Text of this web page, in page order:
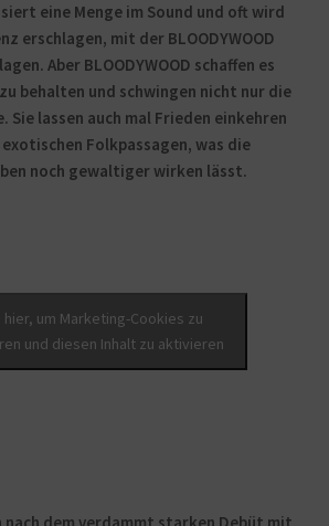
eine Menge im Sound und oft wird
erschlagen, mit der BLOODYWOOD
Aber BLOODYWOOD schaffen es
behalten und schwingen nicht nur die
Sie lassen auch mal Frieden einkehren
Folkpassagen, was die
noch gewaltiger wirken lässt.
hier, um Marketing-Cookies zu
und diesen Inhalt zu aktivieren
nach dem verdammt starken Debüt mit